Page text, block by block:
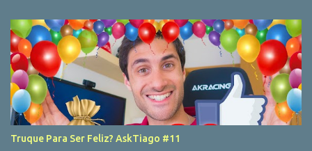
Truque Para Ser Feliz? AskTiago #11